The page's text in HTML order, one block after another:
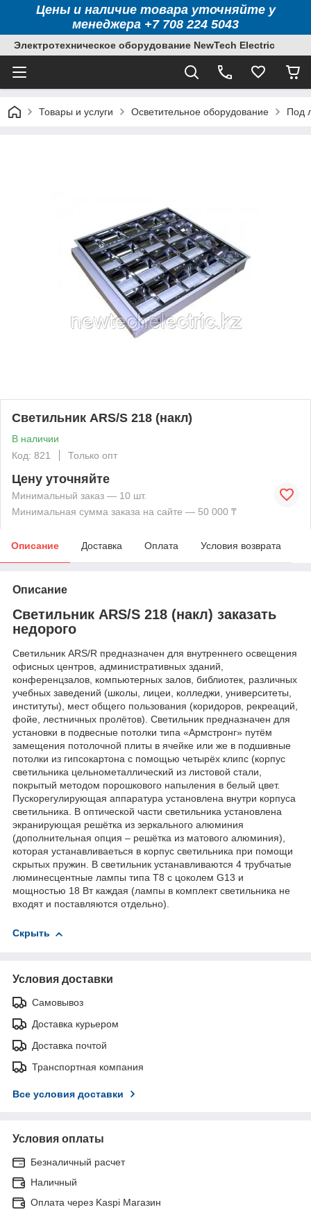
Цены и наличие товара уточняйте у
менеджера +7 708 224 5043
Электротехническое оборудование NewTech Electric
Товары и услуги Осветительное оборудование Под
Светильник ARS/S 218 (накл)
В наличии
Код: 821
Только опт
Цену уточняйте
Минимальный заказ — 10 шт.
Минимальная сумма заказа на сайте — 50 000 ₸
Описание Доставка Оплата Условия возврата
Описание
Светильник ARS/S 218 (накл) заказать
недорого
Светильник ARS/R предназначен для внутреннего освещения
офисных центров, административных зданий,
конференцзалов, компьютерных залов, библиотек, различных
учебных заведений (школы, лицеи, колледжи, университеты,
институты), мест общего пользования (коридоров, рекреаций,
фойе, лестничных пролётов). Светильник предназначен для
установки в подвесные потолки типа «Армстронг» путём
замещения потолочной плиты в ячейке или же в подшивные
потолки из гипсокартона с помощью четырёх клипс (корпус
светильника цельнометаллический из листовой стали,
покрытый методом порошкового напыления в белый цвет.
Пускорегулирующая аппаратура установлена внутри корпуса
светильника. В оптической части светильника установлена
экранирующая решётка из зеркального алюминия
(дополнительная опция – решётка из матового алюминия),
которая устанавливаеться в корпус светильника при помощи
скрытых пружин. В светильник устанавливаются 4 трубчатые
люминесцентные лампы типа T8 с цоколем G13 и
мощностью 18 Вт каждая (лампы в комплект светильника не
входят и поставляются отдельно).
Скрыть
Условия доставки
Самовывоз
Доставка курьером
Доставка почтой
Транспортная компания
Все условия доставки
Условия оплаты
Безналичный расчет
Наличный
Оплата через Kaspi Магазин